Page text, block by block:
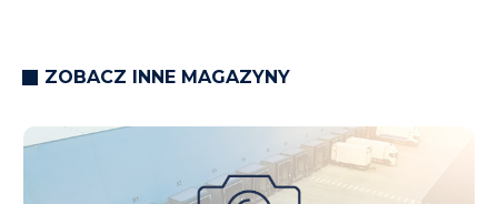
ZOBACZ INNE MAGAZYNY